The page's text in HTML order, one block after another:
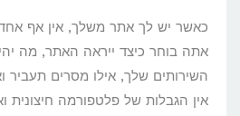
כאשר יש לך אתר משלך, אין אף
אתה בוחר כיצד ייראה האתר, מה
השירותים שלך, אילו מסרים תעביר
אין הגבלות של פלטפורמה חיצונית